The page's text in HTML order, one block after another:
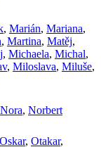
, Marián, Mariana,
, Martina, Matěj,
, Michaela, Michal,
, Miloslava, Miluše,
Nora, Norbert
Oskar, Otakar,